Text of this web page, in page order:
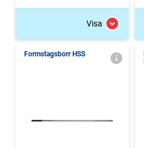
Visa
Formstagsborr HSS